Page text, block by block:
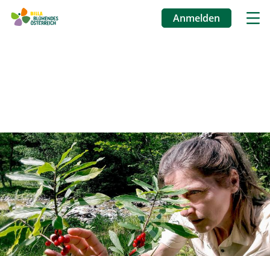
Anmelden